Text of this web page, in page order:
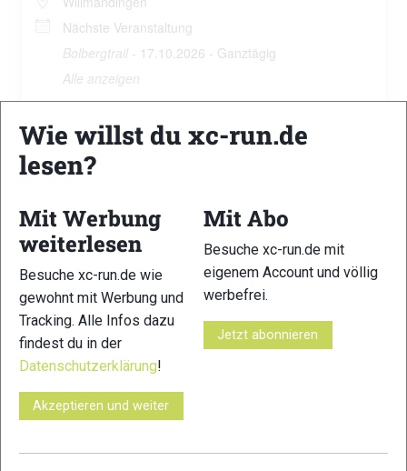
Nächste Veranstaltung
Bolbergtrail - 17.10.2026 - Ganztägig
Alle anzeigen
Borderland Ultra
Römhild OT Gleichamberg
Thüringen
98630
Keine bevorstehenden Veranstaltungen
Bormio
Bormio
Nächste Veranstaltung
Ortles Haute Route Trail- 12.09.2026 - Ganztägig
Wie willst du xc-run.de
lesen?
Mit Werbung
weiterlesen
Besuche xc-run.de wie
gewohnt mit Werbung und
Tracking. Alle Infos dazu
findest du in der
Datenschutzerklärung!
Akzeptieren und weiter
Mit Abo
Besuche xc-run.de mit
eigenem Account und völlig
werbefrei.
Jetzt abonnieren